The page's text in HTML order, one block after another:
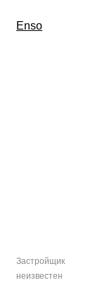
Enso
Застройщик
неизвестен